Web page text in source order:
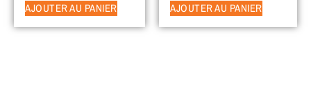
AJOUTER AU PANIER AJOUTER AU PANIER